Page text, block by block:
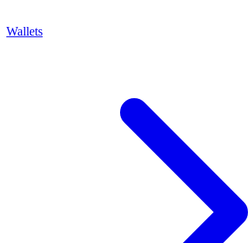
Wallets